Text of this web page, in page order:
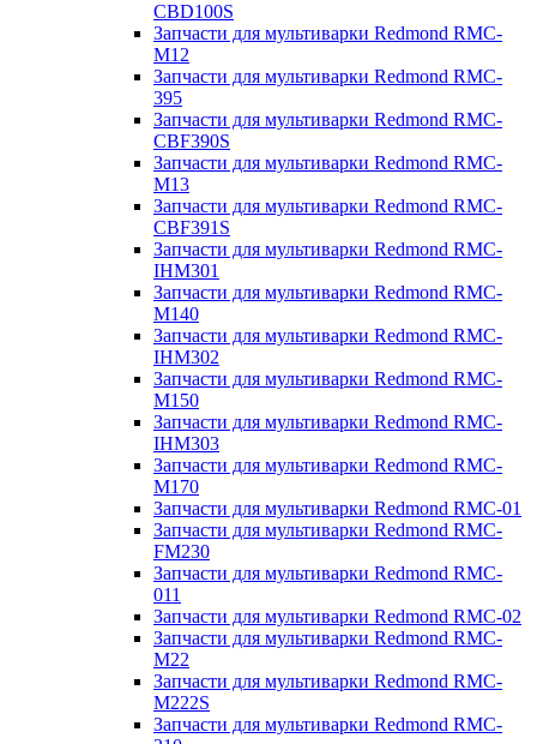
CBD100S
Запчасти для мультиварки Redmond RMC-
M12
Запчасти для мультиварки Redmond RMC-
395
Запчасти для мультиварки Redmond RMC-
CBF390S
Запчасти для мультиварки Redmond RMC-
M13
Запчасти для мультиварки Redmond RMC-
CBF391S
Запчасти для мультиварки Redmond RMC-
IHM301
Запчасти для мультиварки Redmond RMC-
M140
Запчасти для мультиварки Redmond RMC-
IHM302
Запчасти для мультиварки Redmond RMC-
M150
Запчасти для мультиварки Redmond RMC-
IHM303
Запчасти для мультиварки Redmond RMC-
M170
Запчасти для мультиварки Redmond RMC-01
Запчасти для мультиварки Redmond RMC-
FM230
Запчасти для мультиварки Redmond RMC-
011
Запчасти для мультиварки Redmond RMC-02
Запчасти для мультиварки Redmond RMC-
M22
Запчасти для мультиварки Redmond RMC-
M222S
Запчасти для мультиварки Redmond RMC-